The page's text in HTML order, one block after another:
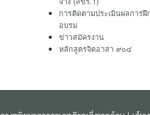
การติดตามประเมินผลการฝึ
อบรม
ข่าวสมัครงาน
หลักสูตรจิตอาสา ๙๐๔